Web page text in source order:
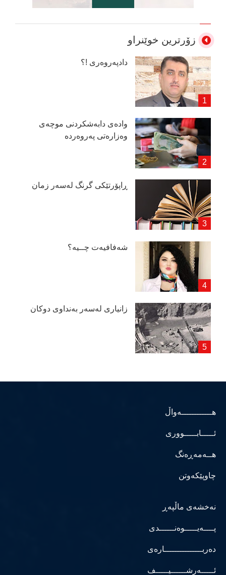
زۆرترین خوێنراو
دادپەروەری !؟
وادەی دابەشكردنی موچەی
وەزارەتی پەروەردە
ڕاپۆرتێكی گرنگ لەسەر زمان
شەفافیەت چــیە؟
زانیاری لەسەر بەنداوی دوكان
هــــــــــــەواڵ
ئـــــابـــــووری
هــەمەڕەنگ
چاوپێکەوتن
نەخشەی ماڵپەڕ
پــــەیـــــوەنــــــدی
دەربـــــــــــــــارەی
ئـــــەرشــــــیـــــف